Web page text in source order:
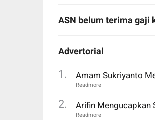
ASN belum terima gaji
Advertorial
Amam Sukriyanto
Arifin Mengucapkan